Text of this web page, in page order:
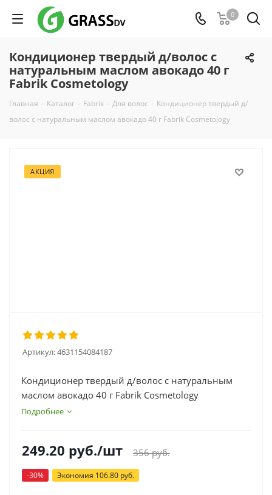
0
Кондиционер твердый д/волос с
натуральным маслом авокадо 40 г
Fabrik Cosmetology
Главная - Каталог - Fabrik - Для волос - Кондиционер твердый д/
волос с натуральным маслом авокадо 40 г Fabrik Cosmetology
АКЦИЯ
Артикул:4631154084187
Кондиционер твердый д/волос с натуральным
маслом авокадо 40 г Fabrik Cosmetology
Подробнее
249.20 руб./шт 356руб.
-30% Экономия 106.80 руб.